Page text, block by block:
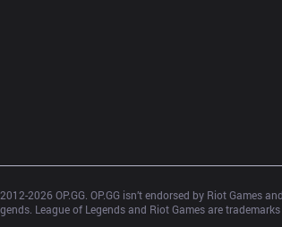
2026 OP.GG. OP.GG isn’t endorsed by Riot
League of Legends and Riot Games are